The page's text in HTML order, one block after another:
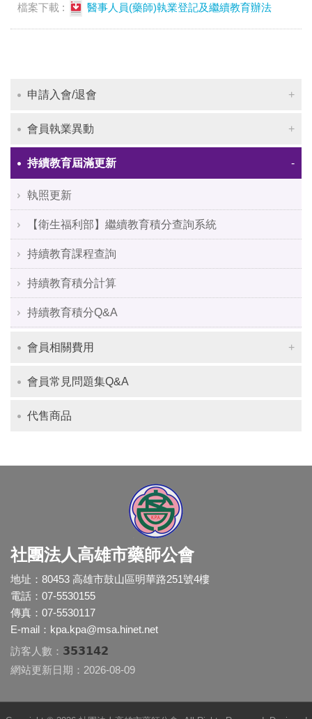
檔案下載 : 醫事人員(藥師)執業登記及繼續教育辦法
申請入會/退會
會員執業異動
持續教育屆滿更新
執照更新
【衛生福利部】繼續教育積分查詢系統
持續教育課程查詢
持續教育積分計算
持續教育積分Q&A
會員相關費用
會員常見問題集Q&A
代售商品
社團法人高雄市藥師公會
地址：80453 高雄市鼓山區明華路251號4樓
電話：07-5530155
傳真：07-5530117
E-mail： kpa.kpa@msa.hinet.net
訪客人數： 353142
網站更新日期：2026-08-09